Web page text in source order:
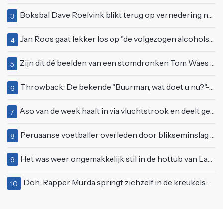
3 Boksbal Dave Roelvink blikt terug op vernedering na z'n gevecht met Melvin Manhoef
4 Jan Roos gaat lekker los op "de volgezogen alcoholspons" Robert Jensen
5 Zijn dit dé beelden van een stomdronken Tom Waes vlak voordat hij in z'n auto stapte?
6 Throwback: De bekende "Buurman, wat doet u nu?"-scène uit Flodder met Tatjana Šimić
7 Aso van de week haalt in via vluchtstrook en deelt gevaarlijke brake check uit
8 Peruaanse voetballer overleden door blikseminslag tijdens wedstrijd, vijf anderen gewond
9 Het was weer ongemakkelijk stil in de hottub van Lang Leve de Liefde
10 Doh: Rapper Murda springt zichzelf in de kreukels op het Moonstar Festival